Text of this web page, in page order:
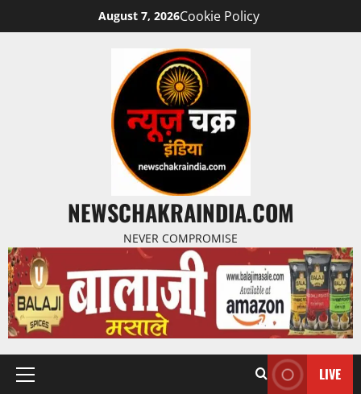
August 7, 2026Cookie Policy
NEWSCHAKRAINDIA.COM
NEVER COMPROMISE
LIVE